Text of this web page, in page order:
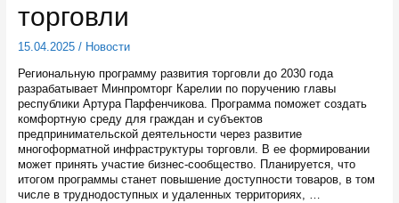
торговли
15.04.2025/ Новости
Региональную программу развития торговли до 2030 года
разрабатывает Минпромторг Карелии по поручению главы
республики Артура Парфенчикова. Программа поможет создать
комфортную среду для граждан и субъектов
предпринимательской деятельности через развитие
многоформатной инфраструктуры торговли. В ее формировании
может принять участие бизнес-сообщество. Планируется, что
итогом программы станет повышение доступности товаров, в том
числе в труднодоступных и удаленных территориях, …